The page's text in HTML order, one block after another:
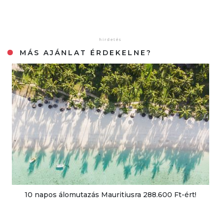
MÁS AJÁNLAT ÉRDEKELNE?
10 napos álomutazás Mauritiusra 288.600 Ft-ért!